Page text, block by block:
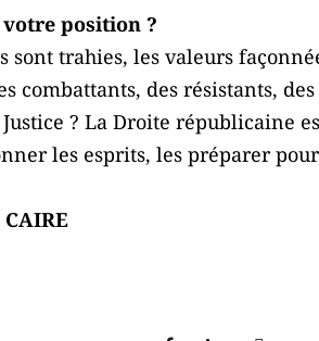
position ?
sont trahies, les valeurs
combattants, des résistants,
? La Droite républicaine
les esprits, les préparer